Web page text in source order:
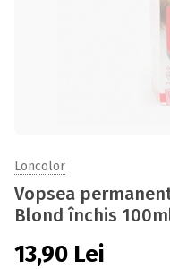
Loncolor
Vopsea
Blond închis
13,90 Lei